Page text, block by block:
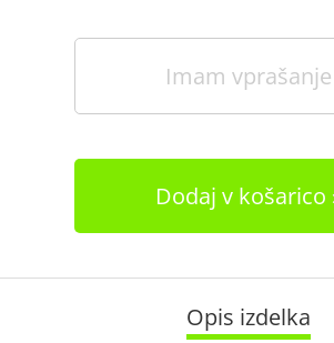
Imam vprašanje
Dodaj v košarico
Opis izdelka